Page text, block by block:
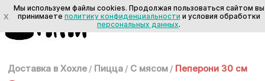
Доставка в Хохле / Пицца / С мясом / Пеперони 30 см
X
Мы используем файлы cookies. Продолжая пользоваться сайтом вы
принимаете политику конфиденциальности и условия обработки
персональных данных.